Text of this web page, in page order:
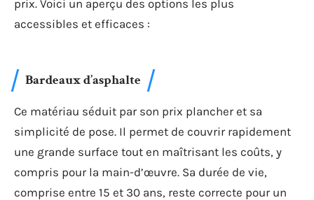
prix. Voici un aperçu des options les plus
accessibles et efficaces :
Bardeaux d’asphalte
Ce matériau séduit par son prix plancher et sa
simplicité de pose. Il permet de couvrir rapidement
une grande surface tout en maîtrisant les coûts, y
compris pour la main-d’œuvre. Sa durée de vie,
comprise entre 15 et 30 ans, reste correcte pour un